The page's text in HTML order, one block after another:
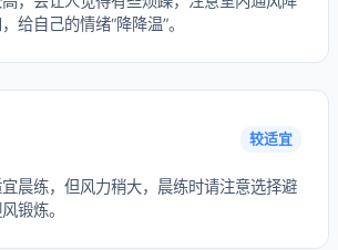
给自己的情绪“降降温”。
较适宜
晨练，但风力稍大，晨练时请注意选择避
锻炼。